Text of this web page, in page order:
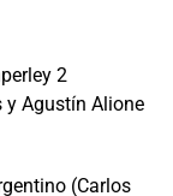
2
y Agustín Alione
(Carlos